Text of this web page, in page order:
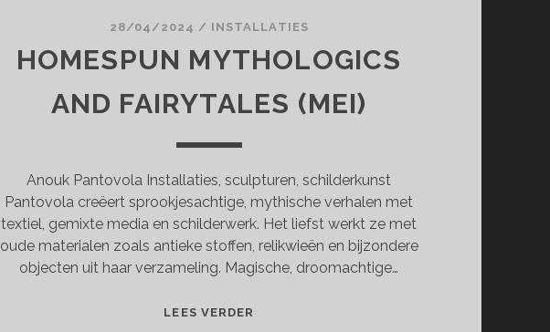
28/04/2024 / INSTALLATIES
HOMESPUN MYTHOLOGICS
AND FAIRYTALES (MEI)
Anouk Pantovola Installaties, sculpturen, schilderkunst
Pantovola creëert sprookjesachtige, mythische verhalen met
textiel, gemixte media en schilderwerk. Het liefst werkt ze met
oude materialen zoals antieke stoffen, relikwieën en bijzondere
objecten uit haar verzameling. Magische, droomachtige…
LEES VERDER